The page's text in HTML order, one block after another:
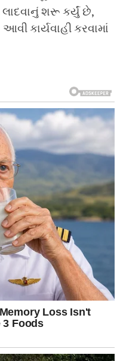
શરૂ કર્યું છે,
કાર્યવાહી કરવામાં